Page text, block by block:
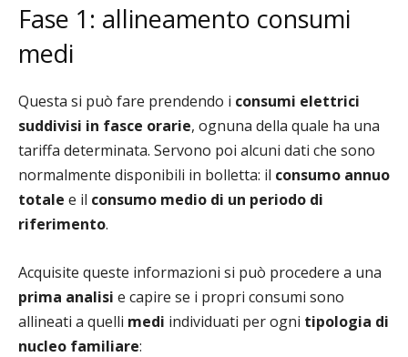
Fase 1: allineamento consumi
medi
Questa si può fare prendendo i consumi elettrici
suddivisi in fasce orarie, ognuna della quale ha una
tariffa determinata. Servono poi alcuni dati che sono
normalmente disponibili in bolletta: il consumo annuo
totale e il consumo medio di un periodo di
riferimento.
Acquisite queste informazioni si può procedere a una
prima analisi e capire se i propri consumi sono
allineati a quelli medi individuati per ogni tipologia di
nucleo familiare: